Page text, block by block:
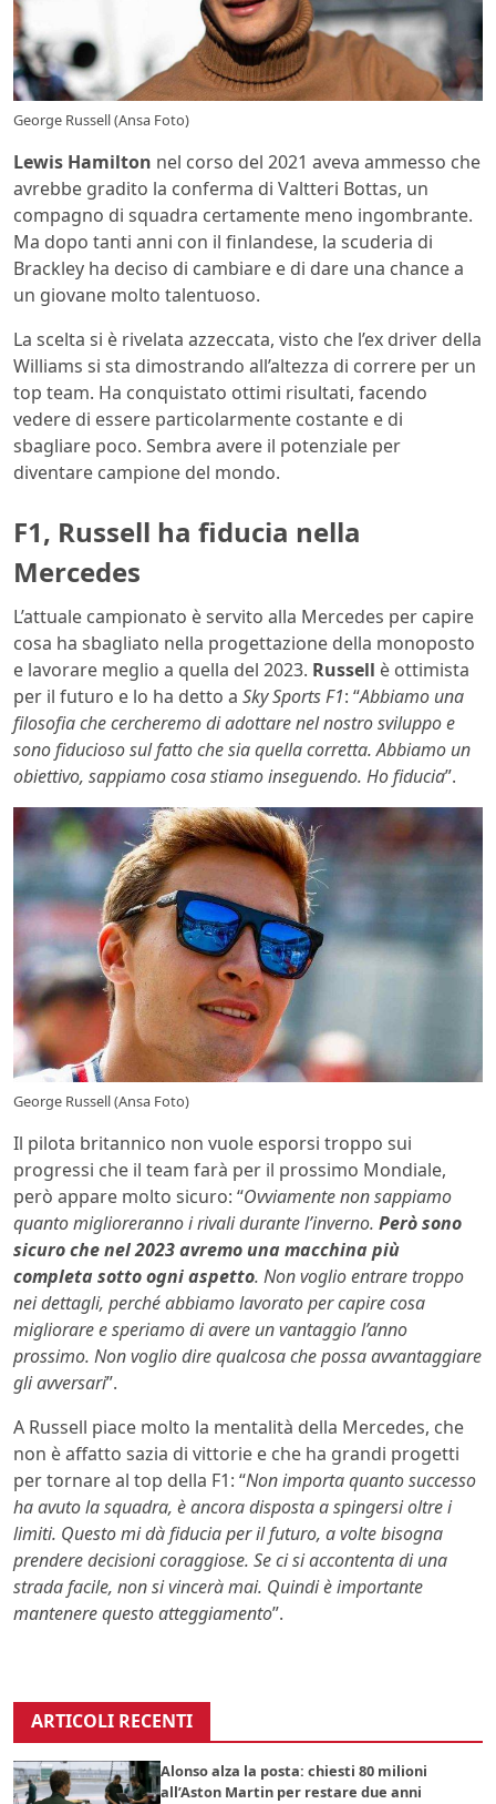
George Russell (Ansa Foto)
Lewis Hamilton nel corso del 2021 aveva ammesso che
avrebbe gradito la conferma di Valtteri Bottas, un
compagno di squadra certamente meno ingombrante.
Ma dopo tanti anni con il finlandese, la scuderia di
Brackley ha deciso di cambiare e di dare una chance a
un giovane molto talentuoso.
La scelta si è rivelata azzeccata, visto che l’ex driver della
Williams si sta dimostrando all’altezza di correre per un
top team. Ha conquistato ottimi risultati, facendo
vedere di essere particolarmente costante e di
sbagliare poco. Sembra avere il potenziale per
diventare campione del mondo.
F1, Russell ha fiducia nella
Mercedes
L’attuale campionato è servito alla Mercedes per capire
cosa ha sbagliato nella progettazione della monoposto
e lavorare meglio a quella del 2023. Russell è ottimista
per il futuro e lo ha detto a Sky Sports F1: “Abbiamo una
filosofia che cercheremo di adottare nel nostro sviluppo e
sono fiducioso sul fatto che sia quella corretta. Abbiamo un
obiettivo, sappiamo cosa stiamo inseguendo. Ho fiducia”.
George Russell (Ansa Foto)
Il pilota britannico non vuole esporsi troppo sui
progressi che il team farà per il prossimo Mondiale,
però appare molto sicuro: “Ovviamente non sappiamo
quanto miglioreranno i rivali durante l’inverno. Però sono
sicuro che nel 2023 avremo una macchina più
completa sotto ogni aspetto. Non voglio entrare troppo
nei dettagli, perché abbiamo lavorato per capire cosa
migliorare e speriamo di avere un vantaggio l’anno
prossimo. Non voglio dire qualcosa che possa avvantaggiare
gli avversari”.
A Russell piace molto la mentalità della Mercedes, che
non è affatto sazia di vittorie e che ha grandi progetti
per tornare al top della F1: “Non importa quanto successo
ha avuto la squadra, è ancora disposta a spingersi oltre i
limiti. Questo mi dà fiducia per il futuro, a volte bisogna
prendere decisioni coraggiose. Se ci si accontenta di una
strada facile, non si vincerà mai. Quindi è importante
mantenere questo atteggiamento”.
ARTICOLI RECENTI
Alonso alza la posta: chiesti 80 milioni
all’Aston Martin per restare due anni